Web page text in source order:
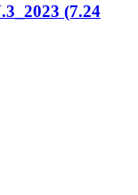
(7.24